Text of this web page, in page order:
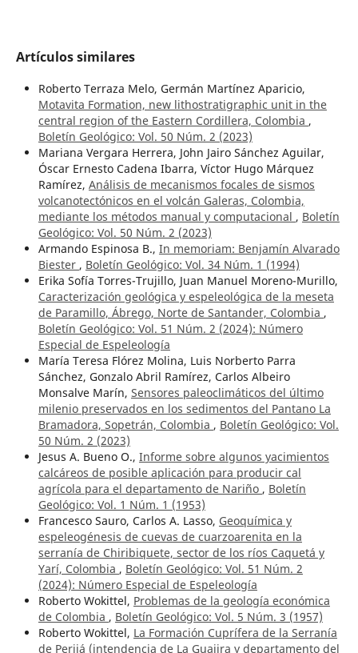
Artículos similares
Roberto Terraza Melo, Germán Martínez Aparicio,
Motavita Formation, new lithostratigraphic unit in the
central region of the Eastern Cordillera, Colombia ,
Boletín Geológico: Vol. 50 Núm. 2 (2023)
Mariana Vergara Herrera, John Jairo Sánchez Aguilar,
Óscar Ernesto Cadena Ibarra, Víctor Hugo Márquez
Ramírez, Análisis de mecanismos focales de sismos
volcanotectónicos en el volcán Galeras, Colombia,
mediante los métodos manual y computacional , Boletín
Geológico: Vol. 50 Núm. 2 (2023)
Armando Espinosa B., In memoriam: Benjamín Alvarado
Biester , Boletín Geológico: Vol. 34 Núm. 1 (1994)
Erika Sofía Torres-Trujillo, Juan Manuel Moreno-Murillo,
Caracterización geológica y espeleológica de la meseta
de Paramillo, Ábrego, Norte de Santander, Colombia ,
Boletín Geológico: Vol. 51 Núm. 2 (2024): Número
Especial de Espeleología
María Teresa Flórez Molina, Luis Norberto Parra
Sánchez, Gonzalo Abril Ramírez, Carlos Albeiro
Monsalve Marín, Sensores paleoclimáticos del último
milenio preservados en los sedimentos del Pantano La
Bramadora, Sopetrán, Colombia , Boletín Geológico: Vol.
50 Núm. 2 (2023)
Jesus A. Bueno O., Informe sobre algunos yacimientos
calcáreos de posible aplicación para producir cal
agrícola para el departamento de Nariño , Boletín
Geológico: Vol. 1 Núm. 1 (1953)
Francesco Sauro, Carlos A. Lasso, Geoquímica y
espeleogénesis de cuevas de cuarzoarenita en la
serranía de Chiribiquete, sector de los ríos Caquetá y
Yarí, Colombia , Boletín Geológico: Vol. 51 Núm. 2
(2024): Número Especial de Espeleología
Roberto Wokittel, Problemas de la geología económica
de Colombia , Boletín Geológico: Vol. 5 Núm. 3 (1957)
Roberto Wokittel, La Formación Cuprífera de la Serranía
de Perijá (intendencia de La Guajira y departamento del